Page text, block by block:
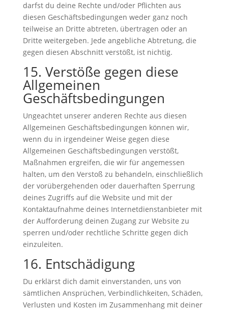
darfst du deine Rechte und/oder Pflichten aus
diesen Geschäftsbedingungen weder ganz noch
teilweise an Dritte abtreten, übertragen oder an
Dritte weitergeben. Jede angebliche Abtretung, die
gegen diesen Abschnitt verstößt, ist nichtig.
15. Verstöße gegen diese
Allgemeinen
Geschäftsbedingungen
Ungeachtet unserer anderen Rechte aus diesen
Allgemeinen Geschäftsbedingungen können wir,
wenn du in irgendeiner Weise gegen diese
Allgemeinen Geschäftsbedingungen verstößt,
Maßnahmen ergreifen, die wir für angemessen
halten, um den Verstoß zu behandeln, einschließlich
der vorübergehenden oder dauerhaften Sperrung
deines Zugriffs auf die Website und mit der
Kontaktaufnahme deines Internetdienstanbieter mit
der Aufforderung deinen Zugang zur Website zu
sperren und/oder rechtliche Schritte gegen dich
einzuleiten.
16. Entschädigung
Du erklärst dich damit einverstanden, uns von
sämtlichen Ansprüchen, Verbindlichkeiten, Schäden,
Verlusten und Kosten im Zusammenhang mit deiner